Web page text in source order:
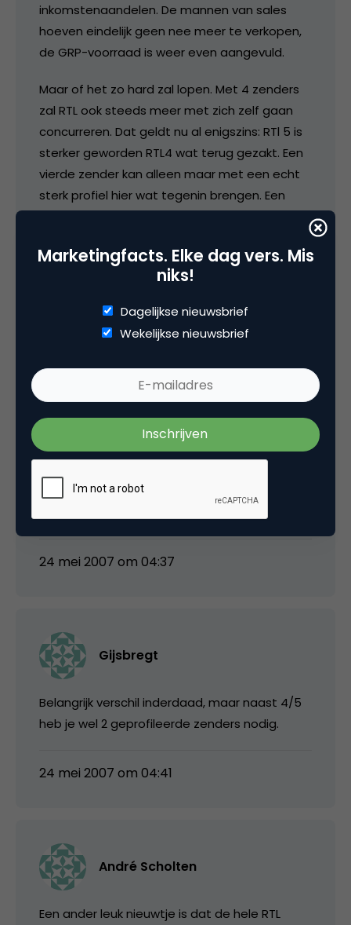
inkomstenaandelen. De mannen van sales
hoeven eindelijk geen nee meer te verkopen,
de GRP-voorraad is weer even aangevuld.
Maar of het zo hard zal lopen. Met 4 zenders
zal RTL ook steeds meer met zich zelf gaan
concurreren. Dat geldt nu al enigszins: RTl 5 is
sterker geworden RTL4 wat terug gezakt. Een
vierde zender kan alleen maar met een echt
sterk profiel hier wat tegenin brengen. Een
sportzender is dan logisch, maar of men na
24 mei 2007 om 04:20
venturo
Gijsbrecht. Denk ook niet aan sportzender
maar aan een zender met duidelijk
je een hoop content nodig. Ik ben bang dat
24 mei 2007 om 04:37
Gijsbregt
Belangrijk verschil inderdaad, maar naast 4/5
heb je wel 2 geprofileerde zenders nodig.
24 mei 2007 om 04:41
André Scholten
Een ander leuk nieuwtje is dat de hele RTL
Marketingfacts. Elke dag vers. Mis
niks!
Dagelijkse nieuwsbrief
Wekelijkse nieuwsbrief